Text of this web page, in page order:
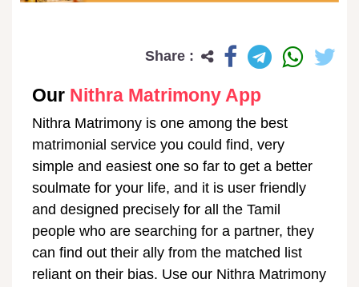
Share :
Our Nithra Matrimony App
Nithra Matrimony is one among the best
matrimonial service you could find, very
simple and easiest one so far to get a better
soulmate for your life, and it is user friendly
and designed precisely for all the Tamil
people who are searching for a partner, they
can find out their ally from the matched list
reliant on their bias. Use our Nithra Matrimony